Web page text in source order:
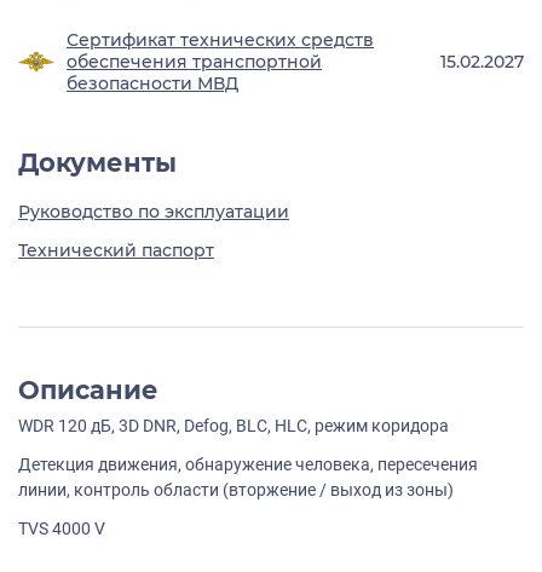
Сертификат технических средств
обеспечения транспортной
безопасности МВД
15.02.2027
Документы
Руководство по эксплуатации
Технический паспорт
Описание
WDR 120 дБ, 3D DNR, Defog, BLC, HLC, режим коридора
Детекция движения, обнаружение человека, пересечения
линии, контроль области (вторжение / выход из зоны)
TVS 4000 V